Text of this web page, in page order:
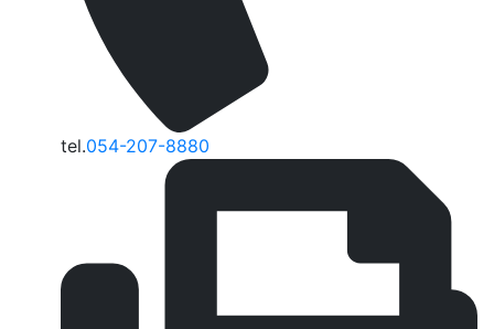
tel.054-207-8880